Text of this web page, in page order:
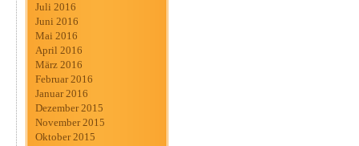
Juli 2016
Juni 2016
Mai 2016
April 2016
März 2016
Februar 2016
Januar 2016
Dezember 2015
November 2015
Oktober 2015